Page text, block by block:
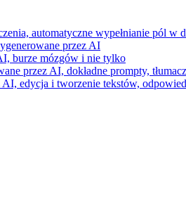
automatyczne wypełnianie pól w
przez AI
burze mózgów i nie tylko
przez AI, dokładne prompty,
edycja i tworzenie tekstów,